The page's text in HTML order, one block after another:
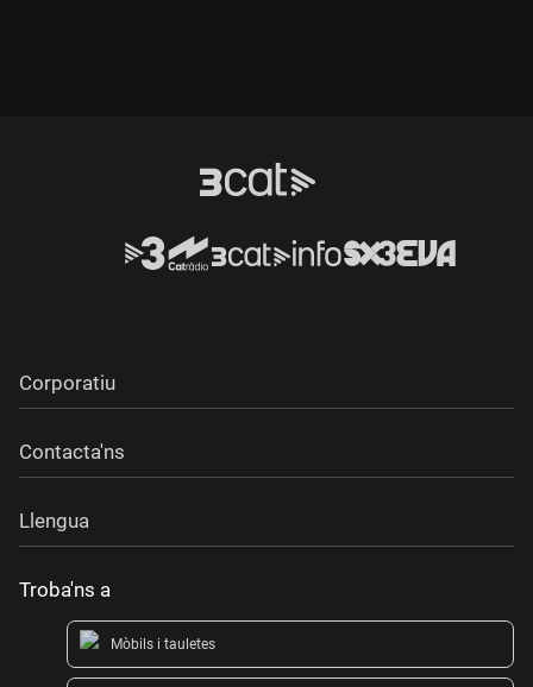
Corporatiu
Contacta'ns
Llengua
Troba'ns a
Mòbils i tauletes